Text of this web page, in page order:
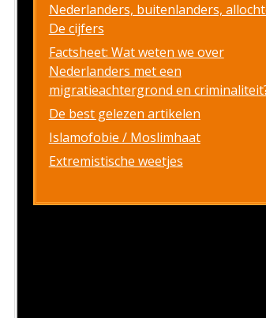
Nederlanders, buitenlanders,
De cijfers
Factsheet: Wat weten we over
Nederlanders met een
migratieachtergrond en
De best gelezen artikelen
Islamofobie / Moslimhaat
Extremistische weetjes